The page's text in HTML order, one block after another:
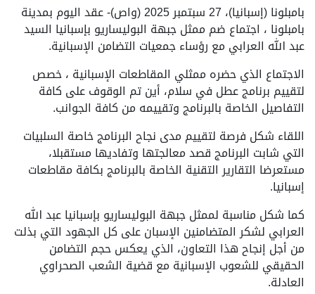
بامبلونا (إسبانيا)، 27 سبتمبر 2025 (واص)- عقد اليوم بمدينة
بامبلونا ، اجتماع ضم ممثل جبهة البوليساريو بإسبانيا السيد
عبد الله العرابي مع رؤساء جمعيات التضامن الإسبانية.
الاجتماع الذي حضره ممثلي المقاطعات الإسبانية ، خصص
لتقييم برنامج عطل في سلام، أين تم الوقوف على كافة
التفاصيل الخاصة بالبرنامج وتقييمه من كافة الجوانب.
اللقاء شكل فرصة لتقييم مدى نجاح البرنامج خاصة السلبيات
التي شابت البرنامج قصد معالجتها وتفاديها مستقبلا،
مستعرضا التقارير التقنية الخاصة بالبرنامج بكافة مقاطعات
إسبانيا.
كما شكل مناسبة لممثل جبهة البوليساريو بإسبانيا عبد الله
العرابي لشكر المتضامنين الإسبان على كل الجهود التي بذلت
من أجل إنجاح هذا التعاون، الذي يعكس حجم التضامن
الحقيقي للشعوب الإسبانية مع قضية الشعب الصحراوي
العادلة.